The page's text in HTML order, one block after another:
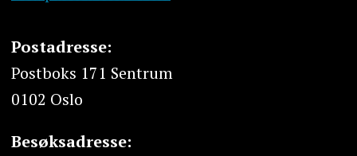
Postadresse:
Postboks 171 Sentrum
0102 Oslo
Besøksadresse: